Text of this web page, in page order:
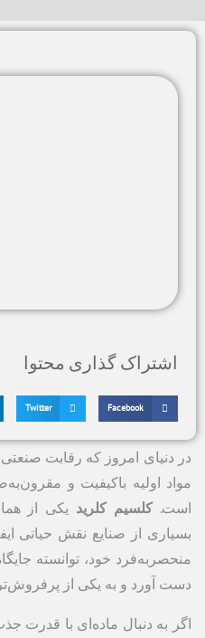
در دنیای امروز که رقابت
مواد اولیه باکیفیت و
است.کلسیم کلرید یکی از
بسیاری از صنایع نقش حیاتی
منحصر‌به‌فرد خود، توانسته
دست آورد و به یکی از
اگر به دنبال ماده‌ای با قدرت
اشتراک گذاری محتوا
Facebook
Twitter